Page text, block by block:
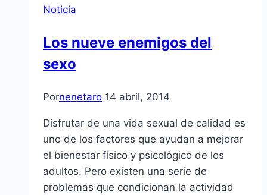
Noticia
Los nueve enemigos del
sexo
Pornenetaro 14 abril, 2014
Disfrutar de una vida sexual de calidad es
uno de los factores que ayudan a mejorar
el bienestar físico y psicológico de los
adultos. Pero existen una serie de
problemas que condicionan la actividad